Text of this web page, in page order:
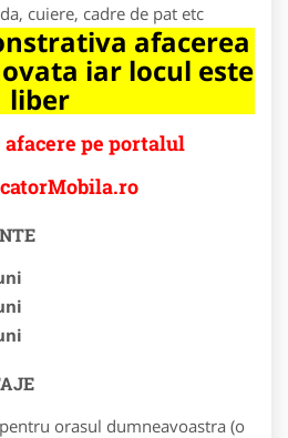
cuiere, cadre de pat etc
afacerea
iar locul este
liber
pe portalul
pentru orasul dumneavoastra (o